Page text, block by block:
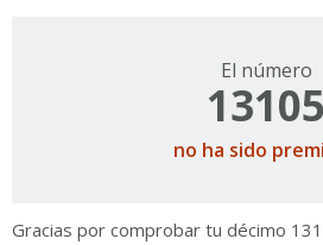
El número
13105
no ha sido
Gracias por comprobar tu décimo